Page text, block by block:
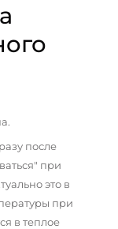
после
при
это в
при
в теплое